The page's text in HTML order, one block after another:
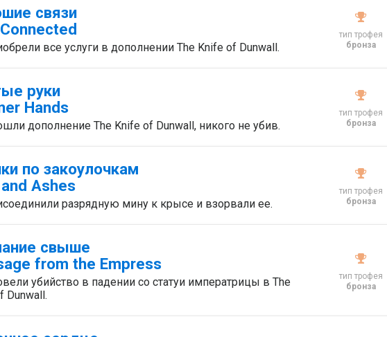
связи
все услуги в дополнении The Knife of Dunwall.
тип трофея
бронза
руки
Hands
дополнение The Knife of Dunwall, никого не убив.
тип трофея
бронза
по закоулочкам
Ashes
разрядную мину к крысе и взорвали ее.
тип трофея
бронза
свыше
from the Empress
убийство в падении со статуи императрицы в The
Dunwall.
тип трофея
бронза